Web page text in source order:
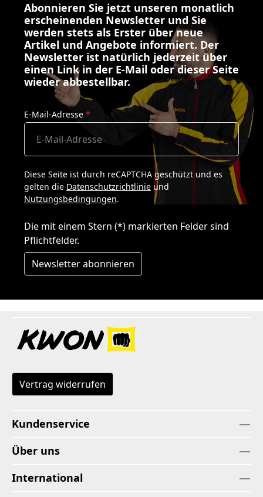
Abonnieren Sie jetzt unseren monatlich
erscheinenden Newsletter und Sie
werden stets als Erster über neue
Artikel und Angebote informiert. Der
Newsletter ist natürlich jederzeit über
einen Link in der E-Mail oder dieser Seite
wieder abbestellbar.
E-Mail-Adresse *
Diese Seite ist durch reCAPTCHA geschützt und es
gelten die Datenschutzrichtlinie und
Nutzungsbedingungen.
Die mit einem Stern (*) markierten Felder sind
Pflichtfelder.
Newsletter abonnieren
Vertrag widerrufen
Kundenservice
Über uns
International